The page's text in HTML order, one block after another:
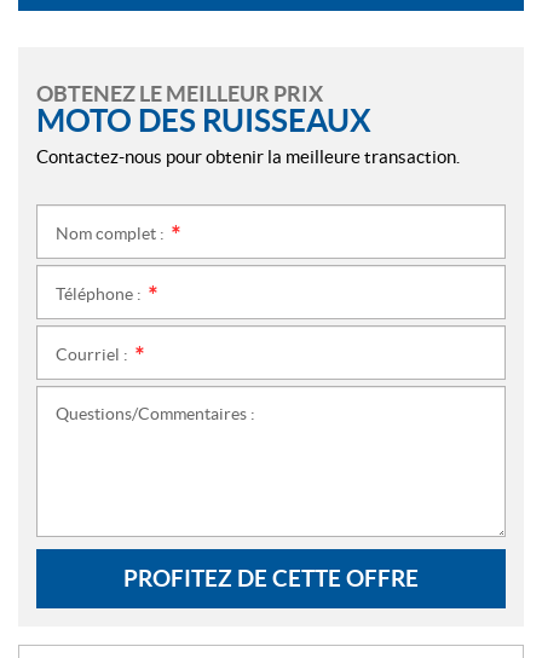
OBTENEZ LE MEILLEUR PRIX
MOTO DES RUISSEAUX
Contactez-nous pour obtenir la meilleure transaction.
Nom complet :
Téléphone :
Courriel :
Questions/Commentaires :
PROFITEZ DE CETTE OFFRE